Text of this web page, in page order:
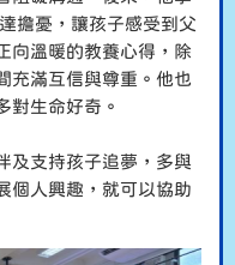
擔憂，讓孩子感受到父
向溫暖的教養心得，除
充滿互信與尊重。他也
對生命好奇 。
及支持孩子追夢，多與
個人興趣 ， 就可以協助